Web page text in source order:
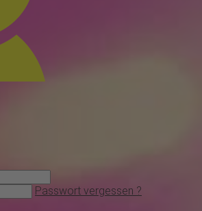
Passwort vergessen ?